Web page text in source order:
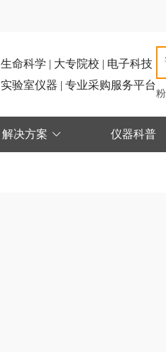
生命科学 | 大专院校 | 电子科技
实验室仪器 | 专业采购服务平台
解决方案 仪器科普